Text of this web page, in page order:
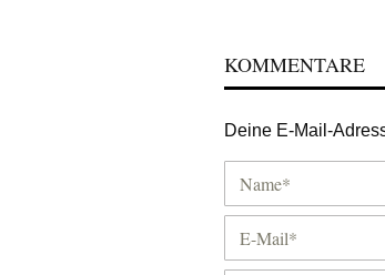
KOMMENTARE
Deine E-Mail-